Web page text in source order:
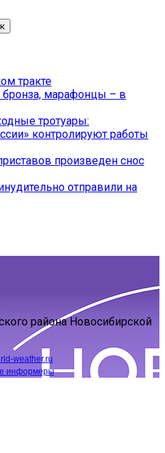
тракте
бронза, марафонцы – в
тротуары:
контролируют работы
произведен снос
отправили на
района Новосибирской
weather.ru
информеры